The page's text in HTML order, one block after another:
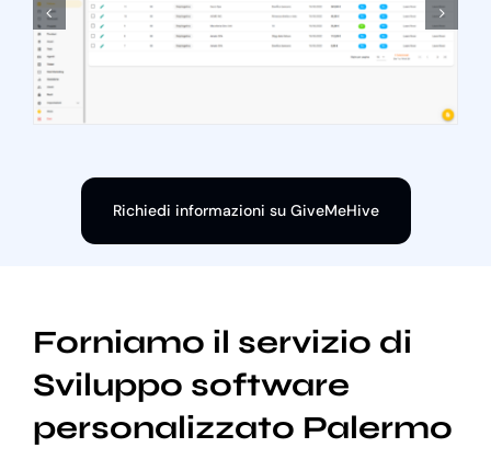
Richiedi informazioni su GiveMeHive
Forniamo il servizio di
Sviluppo software
personalizzato Palermo